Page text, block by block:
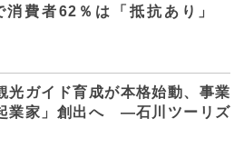
消費者62％は「抵抗あり」
光ガイド育成が本格始動、事業
業家」創出へ ―石川ツーリズ